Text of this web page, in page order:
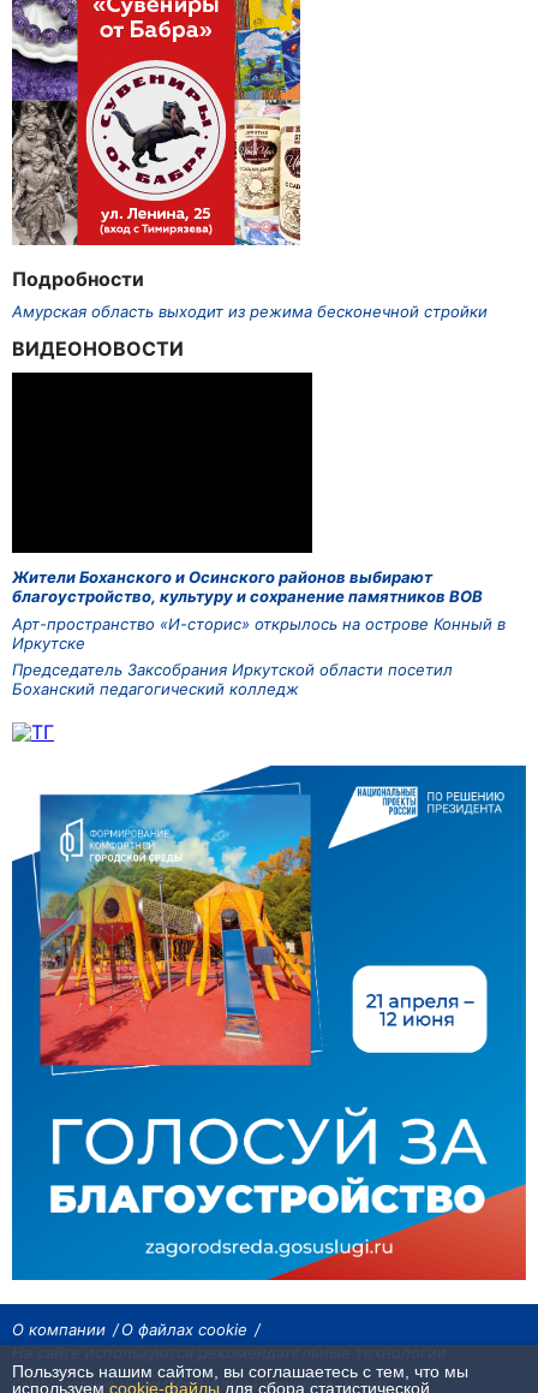
Подробности
Амурская область выходит из режима бесконечной стройки
ВИДЕОНОВОСТИ
Жители Боханского и Осинского районов выбирают
благоустройство, культуру и сохранение памятников ВОВ
Арт-пространство «И-сторис» открылось на острове Конный в
Иркутске
Председатель Заксобрания Иркутской области посетил
Боханский педагогический колледж
О компании
О файлах cookie
Сетевое издание «Байкал24». Все права охраняются законом.
Пользуясь нашим сайтом, вы соглашаетесь с тем, что мы
используем cookie-файлы для сбора статистической